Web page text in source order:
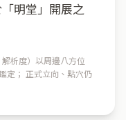
明堂」開展之
析度）以周邊八方位
定； 正式立向、點穴仍